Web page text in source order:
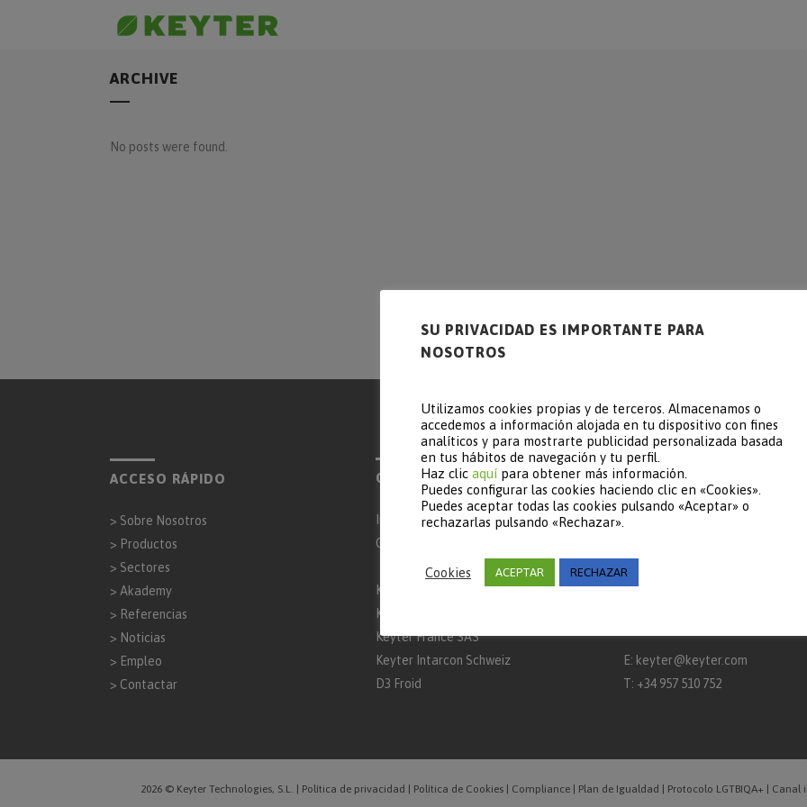
ARCHIVE
No posts were found.
ACCESO RÁPIDO
> Sobre Nosotros
> Productos
> Sectores
> Akademy
> Referencias
> Noticias
> Empleo
> Contactar
COLABORADORES
Intarcon
Genaq
Keyter Intarcon Nederland BV
Keyter Intarcon Newtech
Keyter France SAS
Keyter Intarcon Schweiz
D3 Froid
CONTACTO
Apdo. Correos 650 – 14900 –
(Córdoba)
E: keyter@keyter.com
T: +34 957 510 752
2026 © Keyter Technologies, S.L. Política de privacidad Política de Cookies Compliance Plan de Igualdad Protocolo LGTBIQA+ Canal
SU PRIVACIDAD ES IMPORTANTE PARA
NOSOTROS
Utilizamos cookies propias y de terceros. Almacenamos o
accedemos a información alojada en tu dispositivo con fines
analíticos y para mostrarte publicidad personalizada basada
en tus hábitos de navegación y tu perfil.
Haz clic aquí para obtener más información.
Puedes configurar las cookies haciendo clic en «Cookies».
Puedes aceptar todas las cookies pulsando «Aceptar» o
rechazarlas pulsando «Rechazar».
Cookies ACEPTAR RECHAZAR